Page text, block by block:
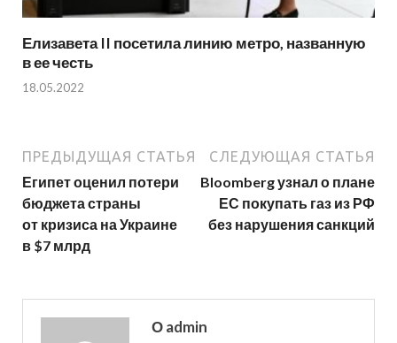
Елизавета II посетила линию метро, названную
в ее честь
18.05.2022
ПРЕДЫДУЩАЯ СТАТЬЯ
Египет оценил потери
бюджета страны
от кризиса на Украине
в $7 млрд
СЛЕДУЮЩАЯ СТАТЬЯ
Bloomberg узнал о плане
ЕС покупать газ из РФ
без нарушения санкций
О admin